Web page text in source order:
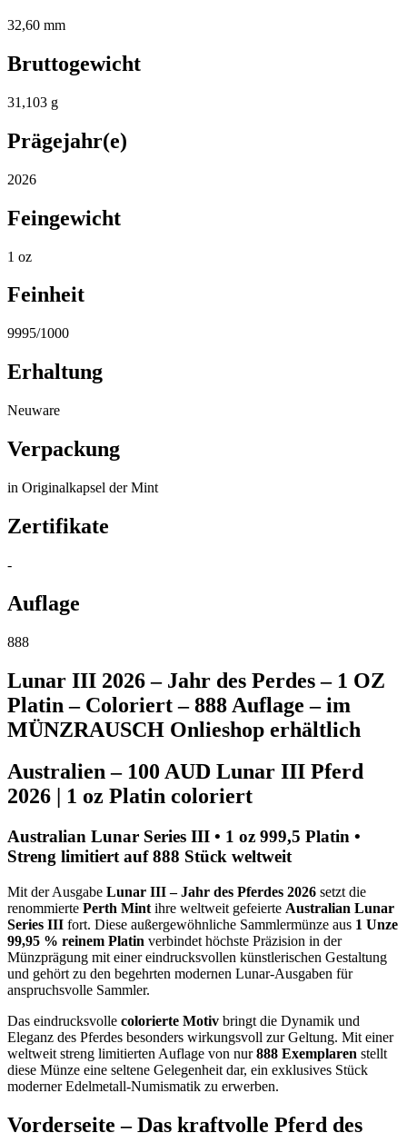
32,60 mm
Bruttogewicht
31,103 g
Prägejahr(e)
2026
Feingewicht
1 oz
Feinheit
9995/1000
Erhaltung
Neuware
Verpackung
in Originalkapsel der Mint
Zertifikate
-
Auflage
888
Lunar III 2026 – Jahr des Perdes – 1 OZ
Platin – Coloriert – 888 Auflage – im
MÜNZRAUSCH Onlieshop erhältlich
Australien – 100 AUD Lunar III Pferd
2026 | 1 oz Platin coloriert
Australian Lunar Series III • 1 oz 999,5 Platin •
Streng limitiert auf 888 Stück weltweit
Mit der Ausgabe Lunar III – Jahr des Pferdes 2026 setzt die
renommierte Perth Mint ihre weltweit gefeierte Australian Lunar
Series III fort. Diese außergewöhnliche Sammlermünze aus 1 Unze
99,95 % reinem Platin verbindet höchste Präzision in der
Münzprägung mit einer eindrucksvollen künstlerischen Gestaltung
und gehört zu den begehrten modernen Lunar-Ausgaben für
anspruchsvolle Sammler.
Das eindrucksvolle colorierte Motiv bringt die Dynamik und
Eleganz des Pferdes besonders wirkungsvoll zur Geltung. Mit einer
weltweit streng limitierten Auflage von nur888 Exemplaren stellt
diese Münze eine seltene Gelegenheit dar, ein exklusives Stück
moderner Edelmetall-Numismatik zu erwerben.
Vorderseite – Das kraftvolle Pferd des